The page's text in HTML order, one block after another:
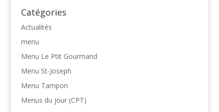
Catégories
Actualités
menu
Menu Le Ptit Gourmand
Menu St-Joseph
Menu Tampon
Menus du jour (CPT)